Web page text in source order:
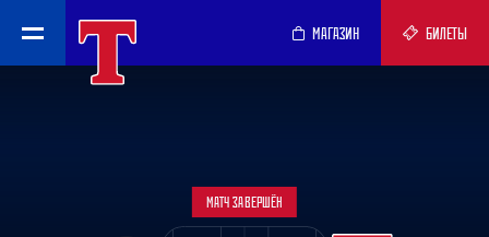
МАГАЗИН БИЛЕТЫ
МАТЧ ЗАВЕРШЁН